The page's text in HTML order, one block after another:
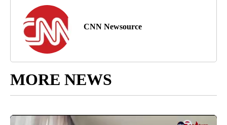
CNN Newsource
MORE NEWS